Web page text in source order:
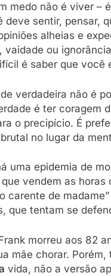
medo não é viver –
deve sentir, pensar,
alheias e
vaidade ou
é saber que você
verdadeira não é
é ter coragem
o precipício. É
no lugar da
uma epidemia de
vendem as horas
carente de
que tentam se
morreu aos 82
mãe chorar.
vida, não a versão